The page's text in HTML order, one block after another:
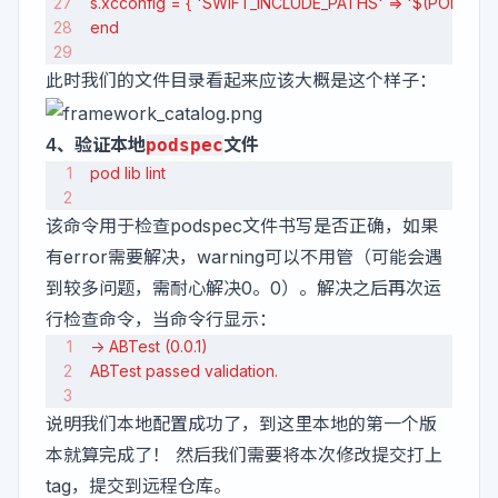
end
此时我们的文件目录看起来应该大概是这个样子：
4、验证本地podspec文件
pod lib lint
该命令用于检查podspec文件书写是否正确，如果
有error需要解决，warning可以不用管（可能会遇
到较多问题，需耐心解决0。0）。解决之后再次运
行检查命令，当命令行显示：
-> ABTest (0.0.1)
ABTest passed validation.
说明我们本地配置成功了，到这里本地的第一个版
本就算完成了！ 然后我们需要将本次修改提交打上
tag，提交到远程仓库。